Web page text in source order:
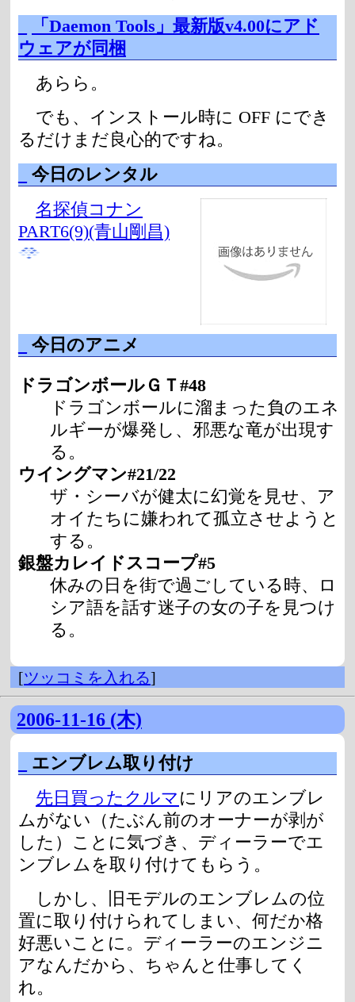
「Daemon Tools」最新版v4.00にアド
ウェアが同梱
あらら。
でも、インストール時に OFF にでき
るだけまだ良心的ですね。
今日のレンタル
名探偵コナン
PART6(9)(青山剛昌)
今日のアニメ
ドラゴンボールＧＴ#48
ドラゴンボールに溜まった負のエネ
ルギーが爆発し、邪悪な竜が出現す
る。
ウイングマン#21/22
ザ・シーバが健太に幻覚を見せ、ア
オイたちに嫌われて孤立させようと
する。
銀盤カレイドスコープ#5
休みの日を街で過ごしている時、ロ
シア語を話す迷子の女の子を見つけ
る。
[ツッコミを入れる]
2006-11-16 (木)
エンブレム取り付け
先日買ったクルマ にリアのエンブレ
ムがない（たぶん前のオーナーが剥が
した）ことに気づき、ディーラーでエ
ンブレムを取り付けてもらう。
しかし、旧モデルのエンブレムの位
置に取り付けられてしまい、何だか格
好悪いことに。ディーラーのエンジニ
アなんだから、ちゃんと仕事してく
れ。